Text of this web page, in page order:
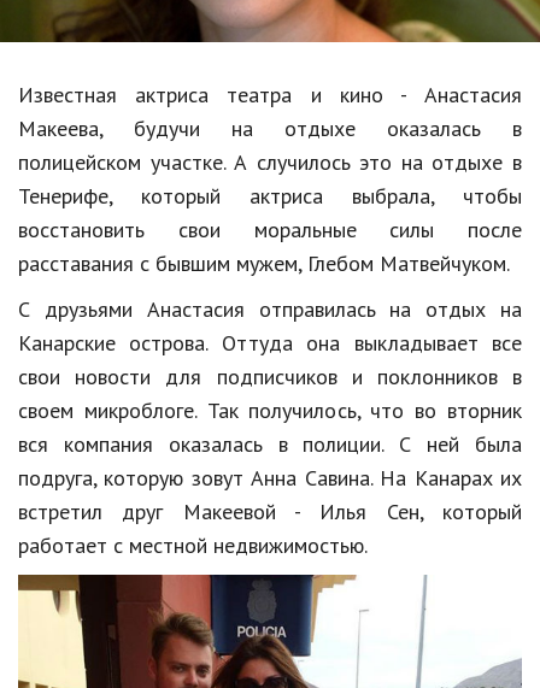
Авто, мото
Спорт
Знаменитости
Статьи
Обзоры
Рецепты
Красота и здоровье
Hi-Tech. Интернет
Авто, мото
Дом и сад
Спорт и фитнес
Психология и отношения
Известная актриса театра и кино - Анастасия
Макеева, будучи на отдыхе оказалась в
полицейском участке. А случилось это на отдыхе в
Тенерифе, который актриса выбрала, чтобы
восстановить свои моральные силы после
расставания с бывшим мужем, Глебом Матвейчуком.
С друзьями Анастасия отправилась на отдых на
Канарские острова. Оттуда она выкладывает все
свои новости для подписчиков и поклонников в
своем микроблоге. Так получилось, что во вторник
вся компания оказалась в полиции. С ней была
подруга, которую зовут Анна Савина. На Канарах их
встретил друг Макеевой - Илья Сен, который
работает с местной недвижимостью.